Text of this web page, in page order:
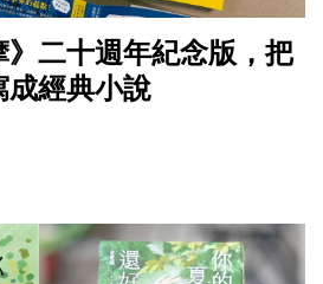
二十週年紀念版，把
成經典小說